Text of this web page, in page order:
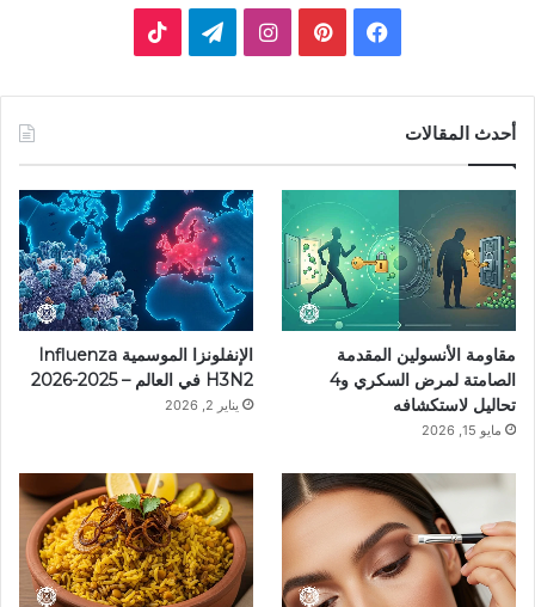
و
ك
ي
ر
ي
ق
ر
م
ر
ا
T
k
أحدث المقالات
مقاومة الأنسولين المقدمة
الصامتة لمرض السكري و4
تحاليل لاستكشافه
مايو 15, 2026
الإنفلونزا الموسمية Influenza
H3N2 في العالم – 2025-2026
يناير 2, 2026